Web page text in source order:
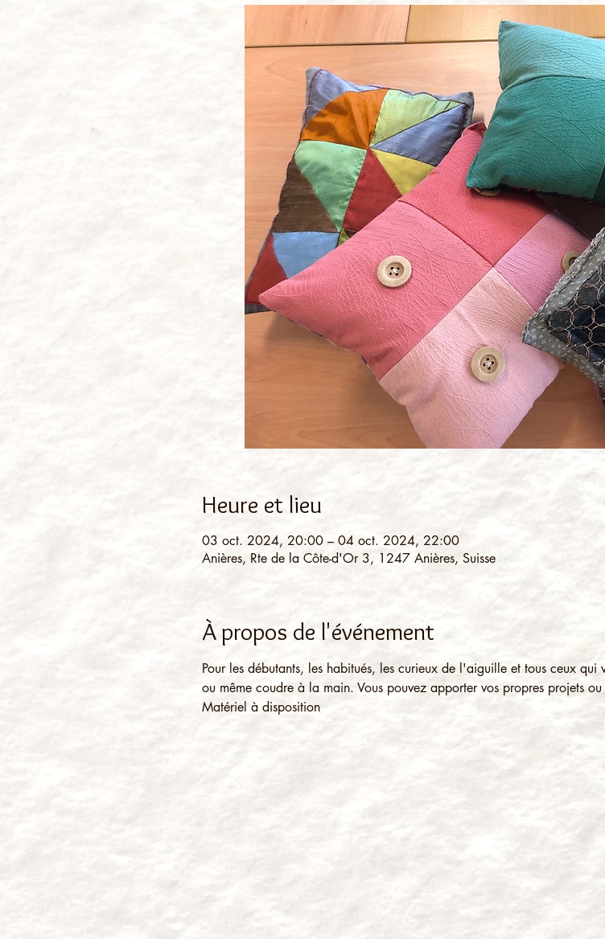
Heure et lieu
03 oct. 2024, 20:00 – 04 oct. 2024, 22:00
Anières, Rte de la Côte-d'Or 3, 1247 Anières, Suisse
À propos de l'événement
Pour les débutants, les habitués, les curieux de l'aiguille et tous ceux
ou même coudre à la main. Vous pouvez apporter vos propres projets
Matériel à disposition